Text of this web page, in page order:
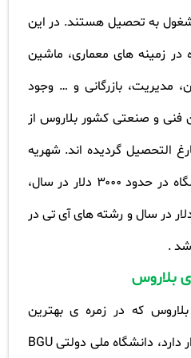
به تحصیل هستند. در این
از ۱۵ دانشکده در زمینه های معماری، ماشین
مدیریت، بازرگانی و … وجود
متخصصین فنی و صنعتی کشور بلاروس از
التحصیل گردیده اند. شهریه
رشته های مهندسی این دانشگاه در حدود ۳۰۰۰ دلار در سال،
معماری در حدود ۳۵۰۰ دلار در سال و رشته های آی تی در
بلاروس
که در زمره ی بهترین
دارد، دانشگاه ملی دولتیBGU